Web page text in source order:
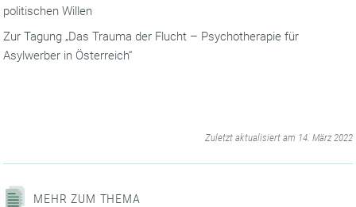
politischen Willen
Zur Tagung „Das Trauma der Flucht – Psychotherapie für
Asylwerber in Österreich“
Zuletzt aktualisiert am 14. März 2022
MEHR ZUM THEMA